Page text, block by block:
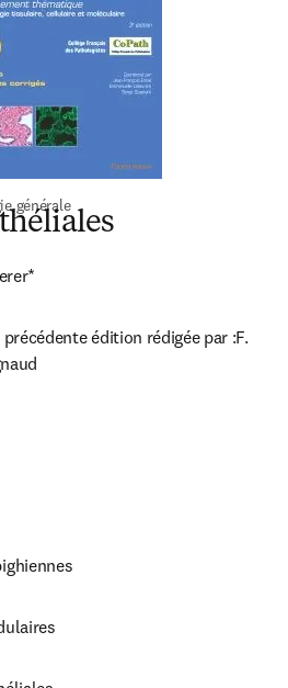
générale
édition rédigée par :F.